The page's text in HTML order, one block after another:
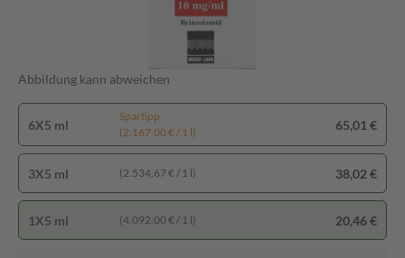
Abbildung kann abweichen
6X5 ml
Spartipp
(2.167,00 € / 1 l)
65,01 €
3X5 ml (2.534,67 € / 1 l) 38,02 €
1X5 ml (4.092,00 € / 1 l) 20,46 €